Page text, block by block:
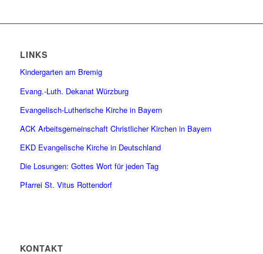
LINKS
Kindergarten am Bremig
Evang.-Luth. Dekanat Würzburg
Evangelisch-Lutherische Kirche in Bayern
ACK Arbeitsgemeinschaft Christlicher Kirchen in Bayern
EKD Evangelische Kirche in Deutschland
Die Losungen: Gottes Wort für jeden Tag
Pfarrei St. Vitus Rottendorf
KONTAKT